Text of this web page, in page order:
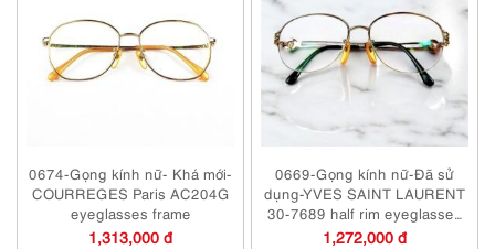
0674-Gọng kính nữ- Khá mới-
COURREGES Paris AC204G
eyeglasses frame
1,313,000 đ
0669-Gọng kính nữ-Đã sử
dụng-YVES SAINT LAURENT
30-7689 half rim eyeglasses
frame
1,272,000 đ